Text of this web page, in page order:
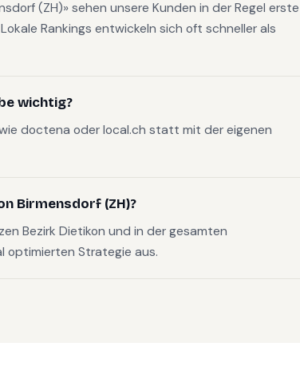
(ZH)» sehen unsere Kunden in der Regel erste
Rankings entwickeln sich oft schneller als
wichtig?
doctena oder local.ch statt mit der eigenen
Birmensdorf (ZH)?
Bezirk Dietikon und in der gesamten
optimierten Strategie aus.